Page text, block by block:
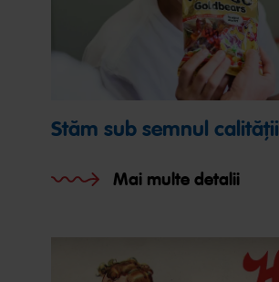
Stăm sub semnul calității
Mai multe detalii